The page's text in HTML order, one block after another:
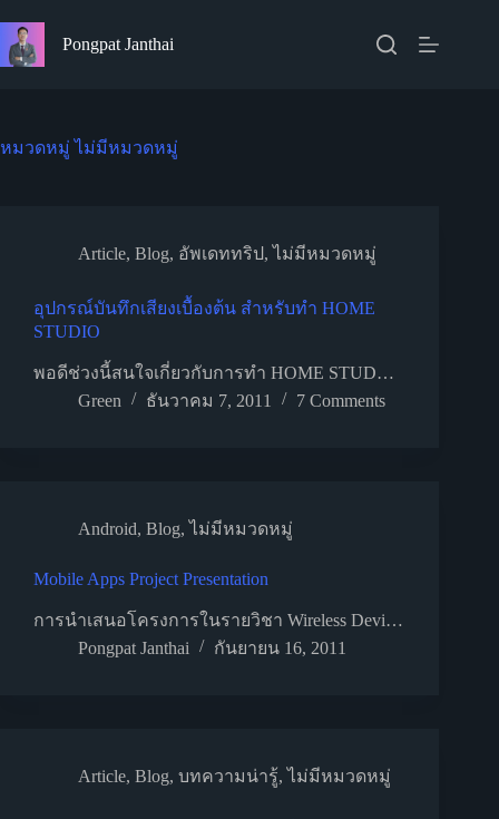
to
content
Pongpat Janthai
หมวดหมู่ ไม่มีหมวดหมู่
Article, Blog, อัพเดททริป,ไม่มีหมวดหมู่
อุปกรณ์บันทึกเสียงเบื้องต้น สำหรับทำ HOME
STUDIO
พอดีช่วงนี้สนใจเกี่ยวกับการทำ HOME STUD…
Green
ธันวาคม 7, 2011 7 Comments
Android, Blog,ไม่มีหมวดหมู่
Mobile Apps Project Presentation
การนำเสนอโครงการในรายวิชา Wireless Devi…
Pongpat Janthai
กันยายน 16, 2011
Article, Blog, บทความน่ารู้,ไม่มีหมวดหมู่